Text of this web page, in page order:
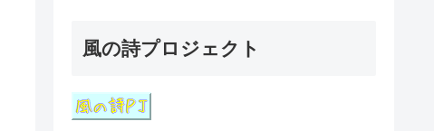
風の詩プロジェクト